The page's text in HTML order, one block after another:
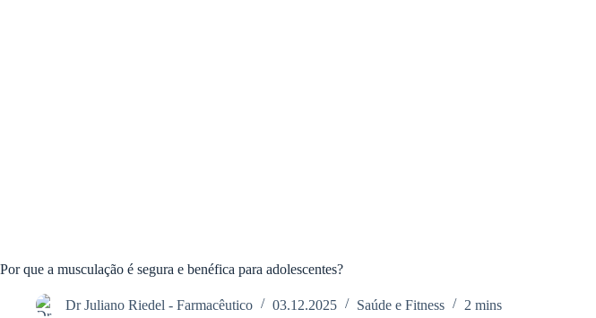
Por que a musculação é segura e benéfica para adolescentes?
Dr Juliano Riedel - Farmacêutico 03.12.2025 Saúde e Fitness 2 mins